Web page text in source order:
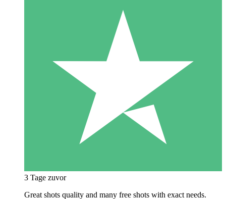
3 Tage zuvor
Great shots quality and many free shots with exact needs.